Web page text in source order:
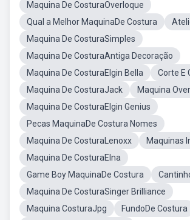
Maquina De CosturaOverloque
Qual a Melhor MaquinaDe Costura
Maquina De CosturaSimples
Maquina De CosturaAntiga Decoração
Maquina De CosturaElgin Bella
Corte E
Maquina De CosturaJack
Maquina
Maquina De CosturaElgin Genius
Pecas MaquinaDe Costura Nomes
Maquina De CosturaLenoxx
Maquinas
Maquina De CosturaElna
Game Boy MaquinaDe Costura
Maquina De CosturaSinger Brilliance
Maquina CosturaJpg
FundoDe Costura